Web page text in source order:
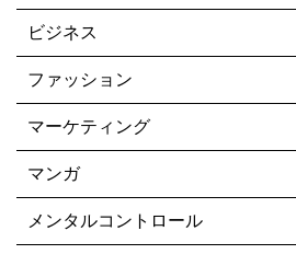
ビジネス
ファッション
マーケティング
マンガ
メンタルコントロール